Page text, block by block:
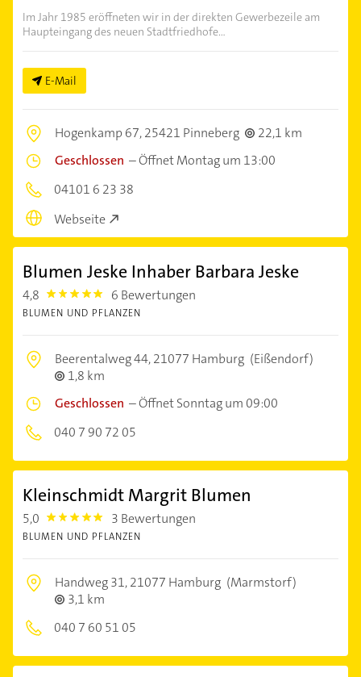
Im Jahr 1985 eröffneten wir in der direkten Gewerbezeile am
Haupteingang des neuen Stadtfriedhofe...
E-Mail
Hogenkamp 67,25421 Pinneberg
22,1 km
Geschlossen –Öffnet Montag um 13:00
04101 6 23 38
Webseite
Blumen Jeske Inhaber Barbara Jeske
4,8 4.8 6 Bewertungen
BLUMEN UND PFLANZEN
Beerentalweg 44,21077 Hamburg (Eißendorf)
1,8 km
Geschlossen –Öffnet Sonntag um 09:00
040 7 90 72 05
Kleinschmidt Margrit Blumen
5,0 5.0 3 Bewertungen
BLUMEN UND PFLANZEN
Handweg 31,21077 Hamburg (Marmstorf)
3,1 km
040 7 60 51 05